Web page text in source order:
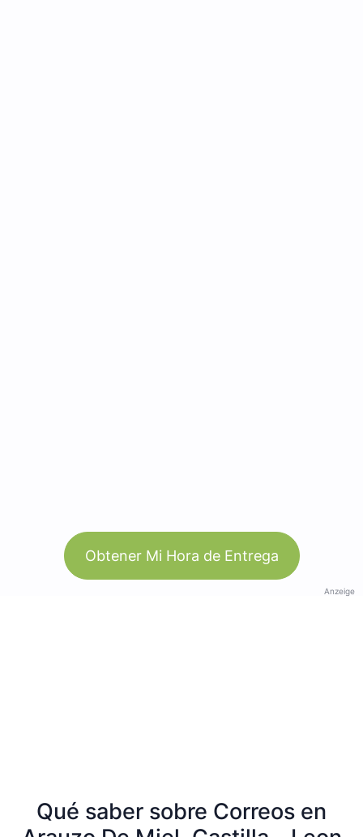
Obtener Mi Hora de Entrega
Anzeige
Qué saber sobre Correos en